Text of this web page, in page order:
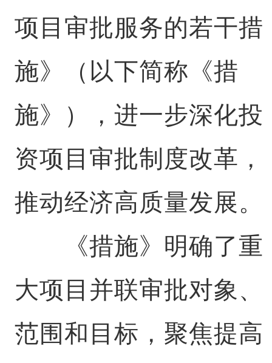
项目审批服务的若干措
施》（以下简称《措
施》），进一步深化投
资项目审批制度改革，
推动经济高质量发展。
《措施》明确了重
大项目并联审批对象、
范围和目标，聚焦提高